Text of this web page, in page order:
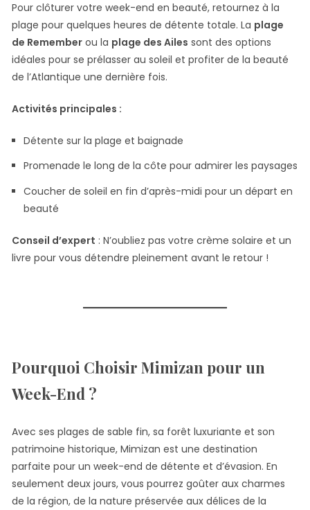
Pour clôturer votre week-end en beauté, retournez à la
plage pour quelques heures de détente totale. La plage
de Rememberou la plage des Ailes sont des options
idéales pour se prélasser au soleil et profiter de la beauté
de l’Atlantique une dernière fois.
Activités principales :
Détente sur la plage et baignade
Promenade le long de la côte pour admirer les paysages
Coucher de soleil en fin d’après-midi pour un départ en
beauté
Conseil d’expert : N’oubliez pas votre crème solaire et un
livre pour vous détendre pleinement avant le retour !
Pourquoi Choisir Mimizan pour un
Week-End ?
Avec ses plages de sable fin, sa forêt luxuriante et son
patrimoine historique, Mimizan est une destination
parfaite pour un week-end de détente et d’évasion. En
seulement deux jours, vous pourrez goûter aux charmes
de la région, de la nature préservée aux délices de la